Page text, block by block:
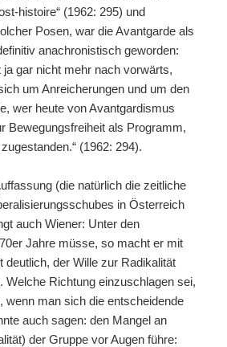
histoire“ (1962: 295) und
Posen, war die Avantgarde als
anachronistisch geworden:
ja gar nicht mehr nach vorwärts,
um Anreicherungen und um den
wer heute von Avantgardismus
Bewegungsfreiheit als Programm,
(1962: 294).
(die natürlich die zeitliche
in Österreich
auch Wiener: Unter den
Jahre müsse, so macht er mit
deutlich, der Wille zur Radikalität
Welche Richtung einzuschlagen sei,
wenn man sich die entscheidende
auch sagen: den Mangel an
der Gruppe vor Augen führe: